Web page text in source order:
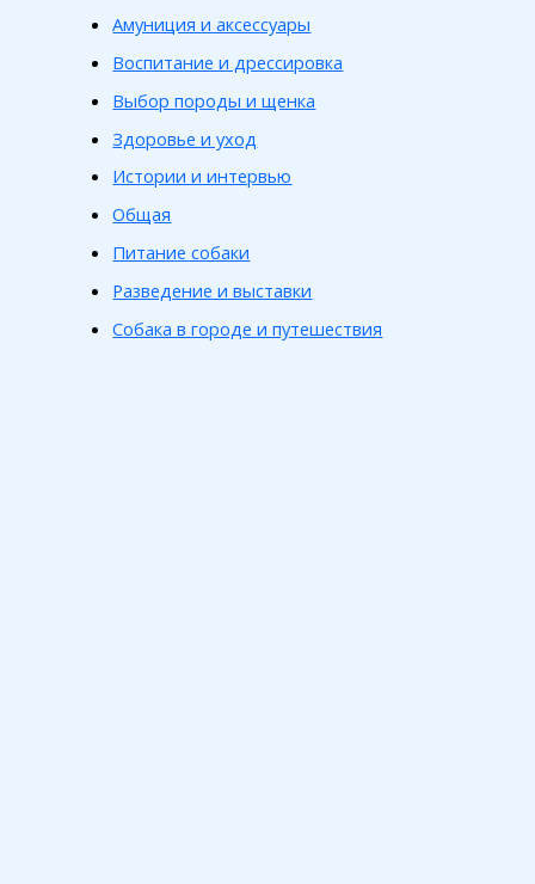
Амуниция и аксессуары
Воспитание и дрессировка
Выбор породы и щенка
Здоровье и уход
Истории и интервью
Общая
Питание собаки
Разведение и выставки
Собака в городе и путешествия